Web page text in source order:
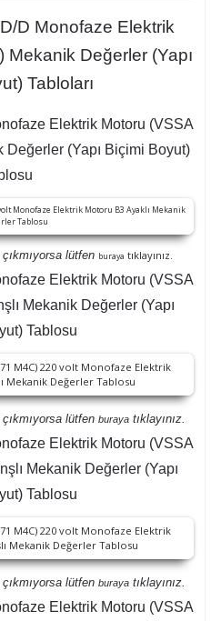
D Monofaze Elektrik
Değerler (Yapı
Tabloları
Elektrik Motoru (VSSA
Değerler (Yapı Biçimi Boyut)
lütfen buraya tıklayınız.
Elektrik Motoru (VSSA
Mekanik Değerler (Yapı
Tablosu
lütfen buraya tıklayınız.
Elektrik Motoru (VSSA
Mekanik Değerler (Yapı
Tablosu
lütfen buraya tıklayınız.
Elektrik Motoru (VSSA